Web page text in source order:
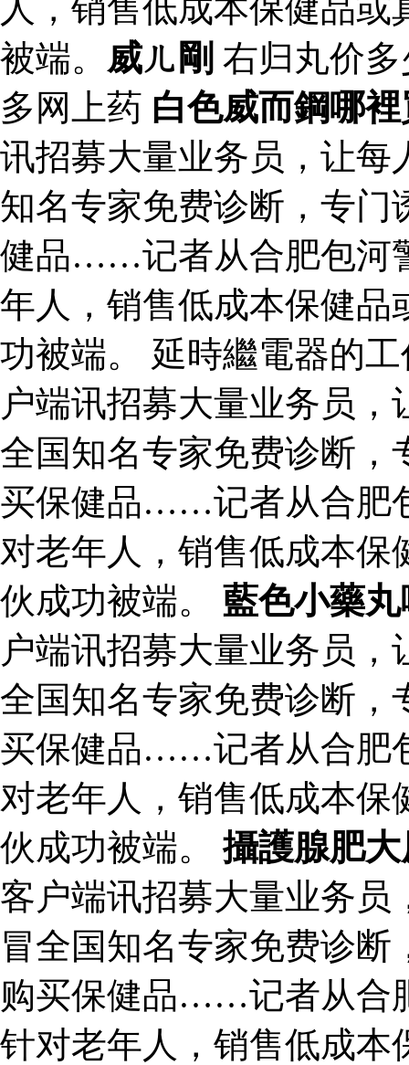
人，销售低成本保健品
被端。 威ㄦ剛 右归丸价
多网上药 白色威而鋼哪裡
讯招募大量业务员，让每
知名专家免费诊断，专门
健品……记者从合肥包河
年人，销售低成本保健品
功被端。 延時繼電器的
户端讯招募大量业务员，
全国知名专家免费诊断，
买保健品……记者从合肥
对老年人，销售低成本
伙成功被端。 藍色小藥
户端讯招募大量业务员，
全国知名专家免费诊断，
买保健品……记者从合肥
对老年人，销售低成本
伙成功被端。攝護腺肥
客户端讯招募大量业务员
冒全国知名专家免费诊
购买保健品……记者从合
针对老年人，销售低成本